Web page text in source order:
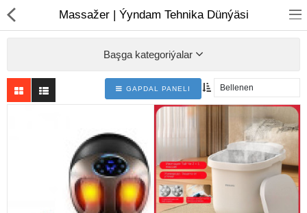
Kompýuter düzüjiler
Massažer | Ýyndam Tehnika Dünýäsi
Başga kategoriýalar
GAPDAL PANELI